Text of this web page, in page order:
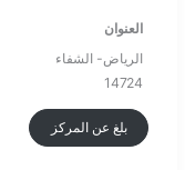
العنوان
الرياض- الشفاء
14724
بلغ عن المركز